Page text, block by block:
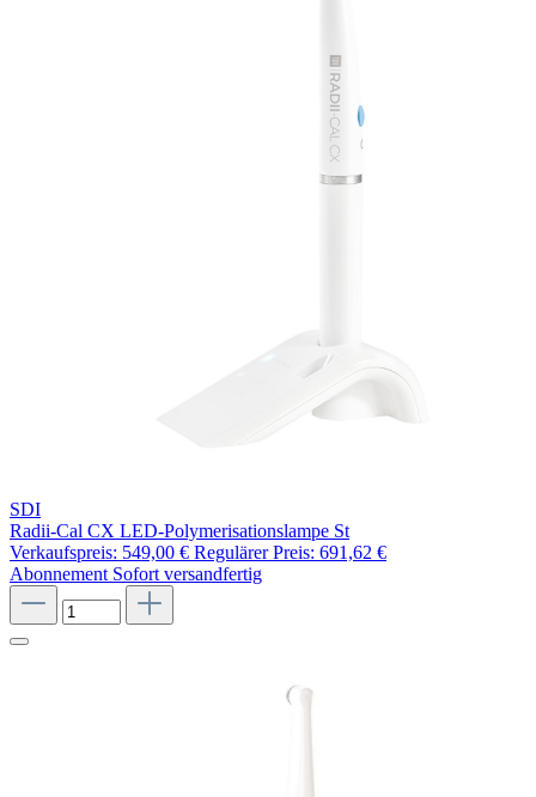
SDI
Radii-Cal CX LED-Polymerisationslampe St
Verkaufspreis: 549,00 € Regulärer Preis: 691,62 €
Abonnement Sofort versandfertig